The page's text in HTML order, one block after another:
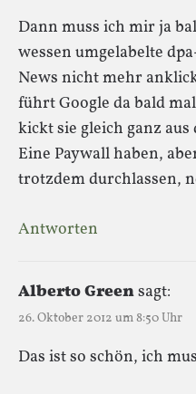
Dann muss ich mir ja
wessen umgelabelte
News nicht mehr
führt Google da bald
kickt sie gleich ganz aus
Eine Paywall haben,
trotzdem durchlassen,
Antworten
Alberto Greensagt:
26. Oktober 2012 um 8:50 Uhr
Das ist so schön, ich